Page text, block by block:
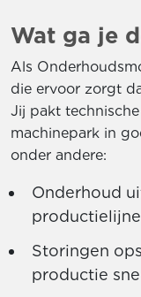
Wat ga je
Als
die ervoor zorgt
Jij pakt
machinepark in
onder andere:
Onderhoud
Storingen
productie